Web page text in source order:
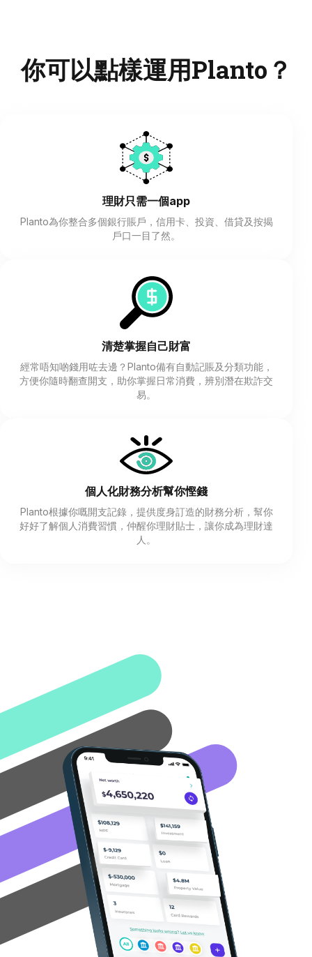
你可以點樣運用Planto？
理財只需一個app
Planto為你整合多個銀行賬戶，信用卡、投資、借貸及按揭
戶口一目了然。
清楚掌握自己財富
經常唔知啲錢用咗去邊？Planto備有自動記賬及分類功能，
方便你隨時翻查開支，助你掌握日常消費，辨別潛在欺詐交
易。
個人化財務分析幫你慳錢
Planto根據你嘅開支記錄，提供度身訂造的財務分析，幫你
好好了解個人消費習慣，仲醒你理財貼士，讓你成為理財達
人。